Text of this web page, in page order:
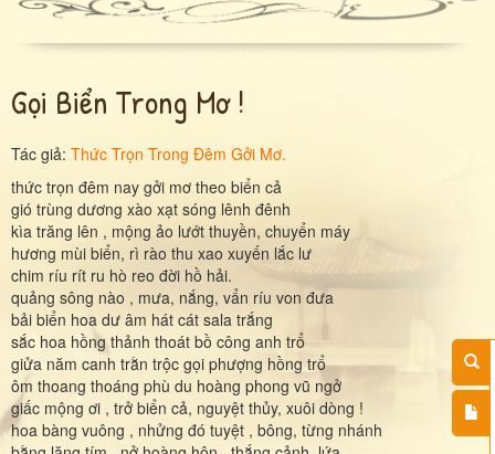
Gọi Biển Trong Mơ !
Tác giả: Thức Trọn Trong Đêm Gởi Mơ.
thức trọn đêm nay gởi mơ theo biển cả
gió trùng dương xào xạt sóng lênh đênh
kìa trăng lên , mộng ảo lướt thuyền, chuyển máy
hương mùi biển, rì rào thu xao xuyến lắc lư
chim ríu rít ru hò reo đời hồ hải.
quảng sông nào , mưa, nắng, vẩn ríu von đưa
bải biển hoa dư âm hát cát sala trắng
sắc hoa hồng thảnh thoát bồ công anh trổ
giửa năm canh trằn trộc gọi phượng hồng trổ
ôm thoang thoáng phù du hoàng phong vũ ngở
giấc mộng ơi , trở biển cả, nguyệt thủy, xuôi dòng !
hoa bàng vuông , nhửng đó tuyệt , bông, từng nhánh